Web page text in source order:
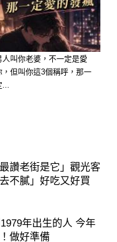
都市傳說👉
人叫你老婆，不一定是愛
，但叫你這3個稱呼，那一
讚老街是它」觀光客
不膩」好吃又好買
年出生的人 今年
做好準備